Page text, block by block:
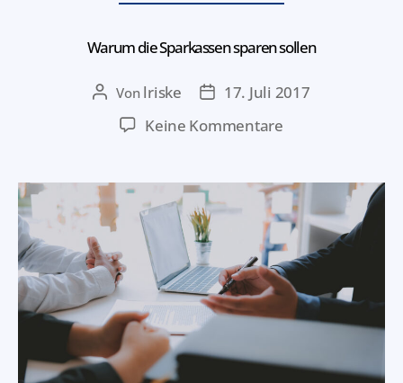
Warum die Sparkassen sparen sollen
Von lriske
17. Juli 2017
Keine Kommentare